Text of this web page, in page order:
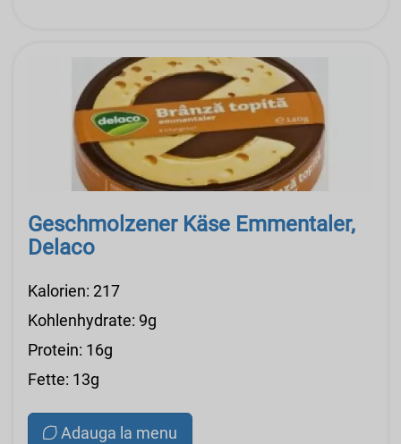
Geschmolzener Käse Emmentaler,
Delaco
Kalorien: 217
Kohlenhydrate: 9g
Protein: 16g
Fette: 13g
Adauga la menu